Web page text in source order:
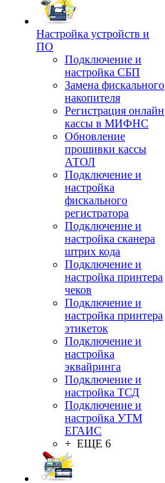
Настройка устройств и
ПО
Подключение и
настройка СБП
Замена фискального
накопителя
Регистрация онлайн
кассы в МИФНС
Обновление
прошивки кассы
АТОЛ
Подключение и
настройка
фискального
регистратора
Подключение и
настройка сканера
штрих кода
Подключение и
настройка принтера
чеков
Подключение и
настройка принтера
этикеток
Подключение и
настройка
эквайринга
Подключение и
настройка ТСД
Подключение и
настройка УТМ
ЕГАИС
+ ЕЩЕ 6